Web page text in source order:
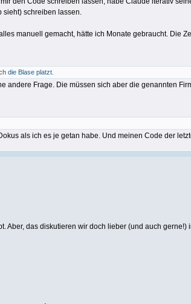
sieht) schreiben lassen.
manuell gemacht, hätte ich Monate gebraucht. Die
die Blase platzt.
andere Frage. Die müssen sich aber die genannten
als ich es je getan habe. Und meinen Code der
Aber, das diskutieren wir doch lieber (und auch